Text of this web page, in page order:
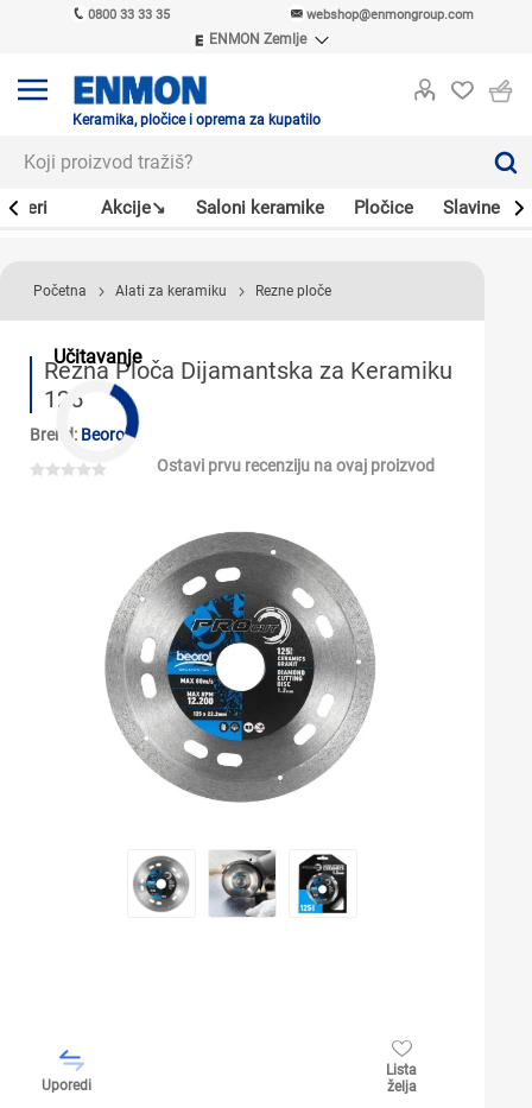
0800 33 33 35 webshop@enmongroup.com
ENMON Zemlje
ENMON MKD
Keramika, pločice i oprema za kupatilo
Akcije↘ Saloni keramike Pločice Slavine
Učitavanje
Početna Alati za keramiku Rezne ploče
Rezna Ploča Dijamantska za Keramiku
125
Brend: Beorol
Ostavi prvu recenziju na ovaj proizvod
Uporedi
Lista
želja